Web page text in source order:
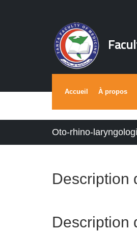
Accueil À propos
Oto-rhino-
Description
Description